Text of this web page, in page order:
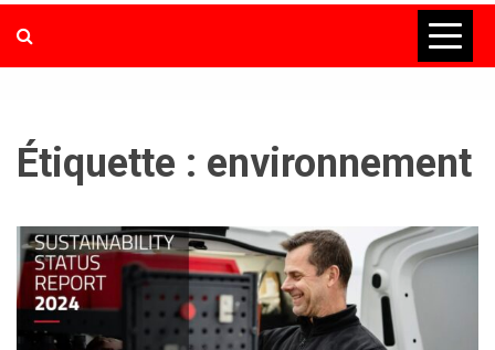
Étiquette : environnement